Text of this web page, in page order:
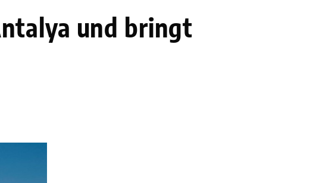
und bringt